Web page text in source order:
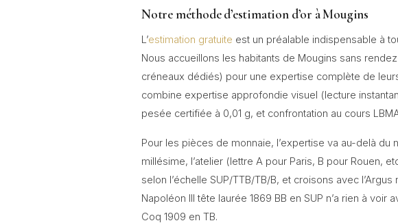
Notre méthode d’estimation d’or à Mougins
L’estimation gratuite est un préalable indispensable à
Nous accueillons les habitants de Mougins sans
créneaux dédiés) pour une expertise complète de
combine expertise approfondie visuel (lecture
pesée certifiée à 0,01 g, et confrontation au cours
Pour les pièces de monnaie, l’expertise va au-delà du
millésime, l’atelier (lettre A pour Paris, B pour Rouen,
selon l’échelle SUP/TTB/TB/B, et croisons avec
Napoléon III tête laurée 1869 BB en SUP n’a rien à voir
Coq 1909 en TB.